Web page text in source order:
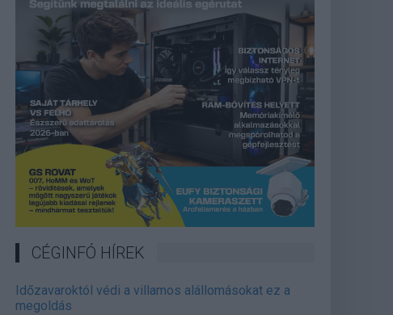
CÉGINFÓ HÍREK
Időzavaroktól védi a villamos alállomásokat ez a
megoldás